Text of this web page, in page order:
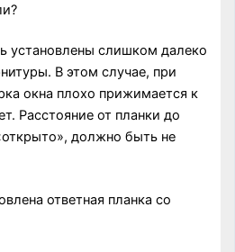
установлены слишком далеко
В этом случае, при
окна плохо прижимается к
Расстояние от планки до
должно быть не